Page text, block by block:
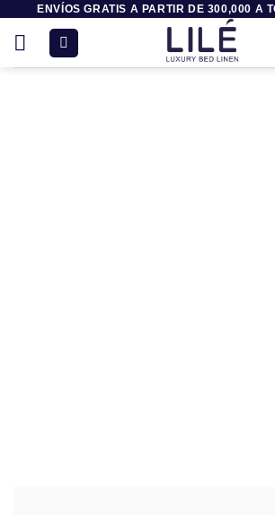
contenido
ENVÍOS GRATIS A PARTIR DE 300,000 A